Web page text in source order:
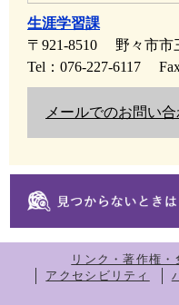
生涯学習課
〒921-8510
野々市市
Tel：076-227-6117
メールでのお問い
リンク・著作権・
アクセシビリティ